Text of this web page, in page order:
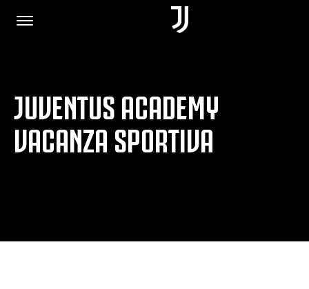
HOME
JOIN US
JUVENTUS.COM
JUVENTUS ACADEMY
VACANZA SPORTIVA